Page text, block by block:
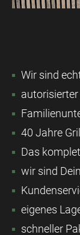
Wir sind
40 Jahre
Das
wir sind
eigenes
schneller